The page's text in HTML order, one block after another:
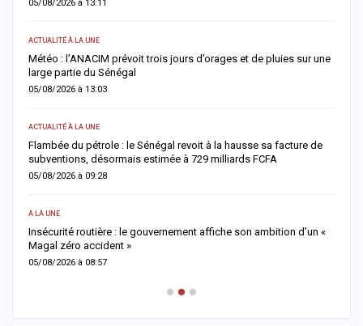
05/08/2026 à 13:11
ACTUALITÉ À LA UNE
Météo : l’ANACIM prévoit trois jours d’orages et de pluies sur une
large partie du Sénégal
05/08/2026 à 13:03
ACTUALITÉ À LA UNE
Flambée du pétrole : le Sénégal revoit à la hausse sa facture de
subventions, désormais estimée à 729 milliards FCFA
05/08/2026 à 09:28
A LA UNE
Insécurité routière : le gouvernement affiche son ambition d’un «
Magal zéro accident »
05/08/2026 à 08:57